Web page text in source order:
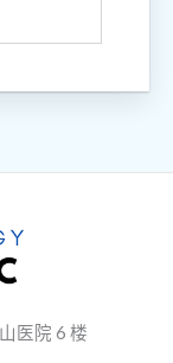
医院 6 楼